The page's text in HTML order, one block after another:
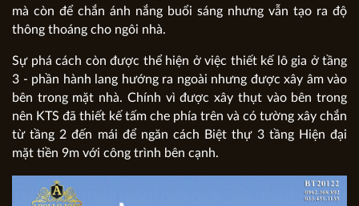
mà còn để chắn ánh nắng buổi sáng nhưng vẫn tạo ra độ
thông thoáng cho ngôi nhà.
Sự phá cách còn được thể hiện ở việc thiết kế lô gia ở tầng
3 - phần hành lang hướng ra ngoài nhưng được xây âm vào
bên trong mặt nhà. Chính vì được xây thụt vào bên trong
nên KTS đã thiết kế tấm che phía trên và có tường xây chắn
từ tầng 2 đến mái để ngăn cách Biệt thự 3 tầng Hiện đại
mặt tiền 9m với công trình bên cạnh.